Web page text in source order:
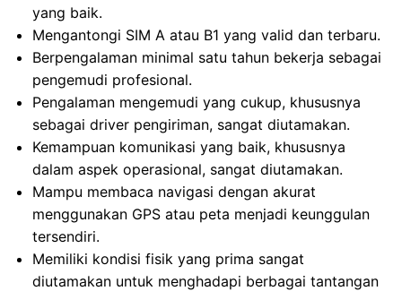
yang baik.
Mengantongi SIM A atau B1 yang valid dan terbaru.
Berpengalaman minimal satu tahun bekerja sebagai
pengemudi profesional.
Pengalaman mengemudi yang cukup, khususnya
sebagai driver pengiriman, sangat diutamakan.
Kemampuan komunikasi yang baik, khususnya
dalam aspek operasional, sangat diutamakan.
Mampu membaca navigasi dengan akurat
menggunakan GPS atau peta menjadi keunggulan
tersendiri.
Memiliki kondisi fisik yang prima sangat
diutamakan untuk menghadapi berbagai tantangan